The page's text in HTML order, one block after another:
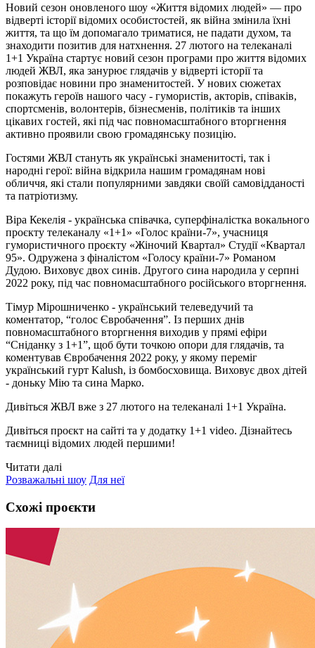
Новий сезон оновленого шоу «Життя відомих людей» — про
відверті історії відомих особистостей, як війна змінила їхні
життя, та що їм допомагало триматися, не падати духом, та
знаходити позитив для натхнення. 27 лютого на телеканалі
1+1 Україна стартує новий сезон програми про життя відомих
людей ЖВЛ, яка занурює глядачів у відверті історії та
розповідає новини про знаменитостей. У нових сюжетах
покажуть героїв нашого часу - гумористів, акторів, співаків,
спортсменів, волонтерів, бізнесменів, політиків та інших
цікавих гостей, які під час повномасштабного вторгнення
активно проявили свою громадянську позицію.
Гостями ЖВЛ стануть як українські знаменитості, так і
народні герої: війна відкрила нашим громадянам нові
обличчя, які стали популярними завдяки своїй самовідданості
та патріотизму.
Віра Кекелія - українська співачка, суперфіналістка вокального
проєкту телеканалу «1+1» «Голос країни-7», учасниця
гумористичного проєкту «Жіночий Квартал» Студії «Квартал
95». Одружена з фіналістом «Голосу країни-7» Романом
Дудою. Виховує двох синів. Другого сина народила у серпні
2022 року, під час повномасштабного російського вторгнення.
Тімур Мірошниченко - український телеведучий та
коментатор, “голос Євробачення”. Із перших днів
повномасштабного вторгнення виходив у прямі ефіри
“Сніданку з 1+1”, щоб бути точкою опори для глядачів, та
коментував Євробачення 2022 року, у якому переміг
український гурт Kalush, із бомбосховища. Виховує двох дітей
- доньку Мію та сина Марко.
Дивіться ЖВЛ вже з 27 лютого на телеканалі 1+1 Україна.
Дивіться проєкт на сайті та у додатку 1+1 video. Дізнайтесь
таємниці відомих людей першими!
Читати далі
Розважальні шоу Для неї
Схожі проєкти